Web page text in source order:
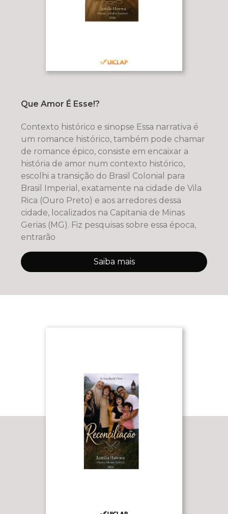
Que Amor É Esse!?
Contexto histórico e sinopse Essa narrativa é
um romance histórico, também pode chamar
de romance épico, consiste em encaixar a
história de amor num contexto histórico,
escolhi a transição do Brasil Colonial para
Brasil Imperial, exatamente na cidade de Vila
Rica (Ouro Preto) e aos arredores dessa
cidade, localizados na Capitania de Minas
Gerias (MG). Fiz pesquisas sobre essa época,
entrarão
Saiba mais